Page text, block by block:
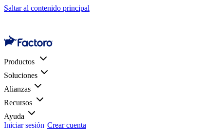
Saltar al contenido principal
Productos
Soluciones
Alianzas
Recursos
Ayuda
Iniciar sesión Crear cuenta